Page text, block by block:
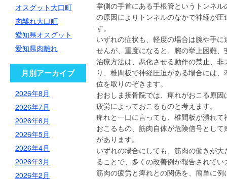
掌側の手首にある手根管というトンネ
の原因によりトンネルのなかで神経が
す。
いずれの症状も、軽度の場合は腕や手
せんが、重度になると、腕の挙上困難
治療方法は、悪化させる動作の禁止、
り、椎間板で神経圧迫がある場合には
位を取りのぞきます。
おおしま接骨院では、痺れがおこる原
疲労によっておこるものと考えます。
痺れと一口に言っても、椎間板が潰れ
おこるもの、筋肉自体が危険信号とし
があります。
いずれの場合にしても、筋肉の働きが
ることで、多くの改善例が報告されてい
筋肉の疲労と痺れとの関係を、簡単に例
オスグット大口町
肉離れ大口町
愛知県オスグット
愛知県肉離れ
月別アーカイブ
2026年8月
2026年7月
2026年6月
2026年5月
2026年4月
2026年3月
2026年2月